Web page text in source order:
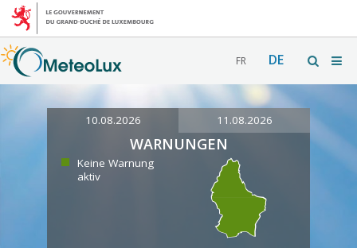
FR DE
10.08.2026 11.08.2026
WARNUNGEN
Keine Warnung
aktiv